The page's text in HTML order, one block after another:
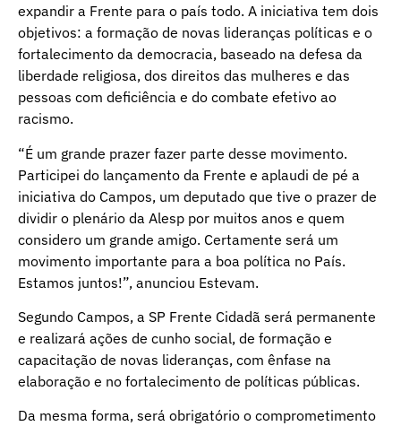
expandir a Frente para o país todo. A iniciativa tem dois
objetivos: a formação de novas lideranças políticas e o
fortalecimento da democracia, baseado na defesa da
liberdade religiosa, dos direitos das mulheres e das
pessoas com deficiência e do combate efetivo ao
racismo.
“É um grande prazer fazer parte desse movimento.
Participei do lançamento da Frente e aplaudi de pé a
iniciativa do Campos, um deputado que tive o prazer de
dividir o plenário da Alesp por muitos anos e quem
considero um grande amigo. Certamente será um
movimento importante para a boa política no País.
Estamos juntos!”, anunciou Estevam.
Segundo Campos, a SP Frente Cidadã será permanente
e realizará ações de cunho social, de formação e
capacitação de novas lideranças, com ênfase na
elaboração e no fortalecimento de políticas públicas.
Da mesma forma, será obrigatório o comprometimento